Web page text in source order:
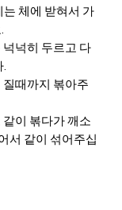
체에 받혀서 가
넉넉히 두르고 다
질때까지 볶아주
같이 볶다가 깨소
서 같이 섞어주십